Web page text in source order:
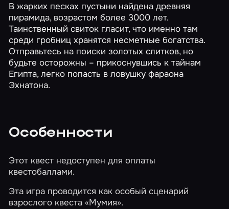
В жарких песках пустыни найдена древняя
пирамида, возрастом более 3000 лет.
Таинственный свиток гласит, что именно там
среди гробниц хранятся несметные богатства.
Отправьтесь на поиски золотых слитков, но
будьте осторожны – прикоснувшись к тайнам
Египта, легко попасть в ловушку фараона
Эхнатона.
Особенности
Этот квест недоступен для оплаты
квестобаллами.
Эта игра проводится как особый сценарий
взрослого квеста«Мумия».